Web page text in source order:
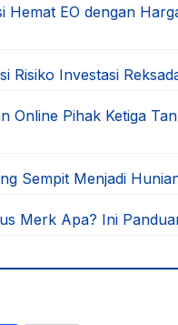
Hemat EO dengan
Risiko Investasi
Online Pihak Ketiga
Sempit Menjadi
Merk Apa? Ini